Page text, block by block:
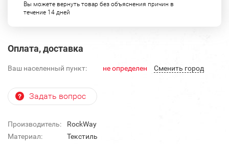
Вы можете вернуть товар без объяснения причин в
течение 14 дней
Оплата, доставка
Ваш населенный пункт: не определен Cменить город
Задать вопрос
Производитель:
RockWay
Материал:
Текстиль